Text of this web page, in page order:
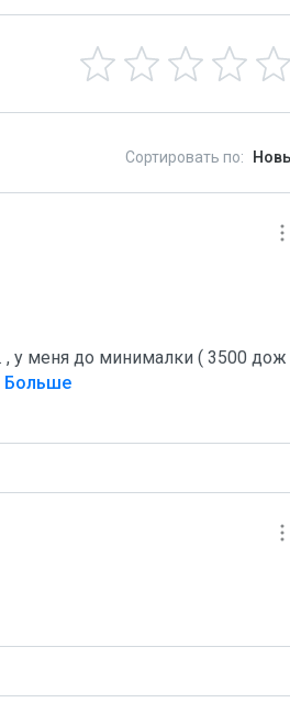
Сортировать по:
, у меня до минималки ( 3500 дож
Больше